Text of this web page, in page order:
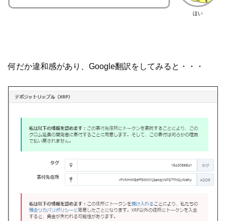
ほい
何だか違和感があり、Google翻訳をしてみると・・・